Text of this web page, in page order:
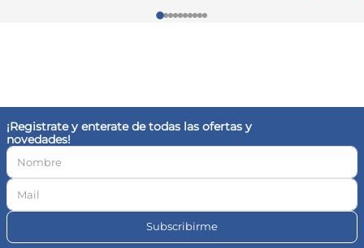
¡Registrate y enterate de todas las ofertas y
novedades!
Subscribirme